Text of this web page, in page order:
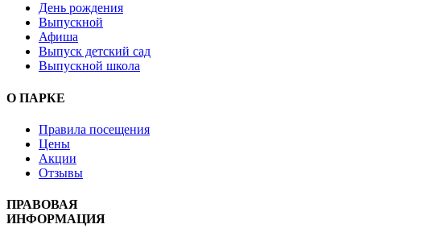
День рождения
Выпускной
Афиша
Выпуск детский сад
Выпускной школа
О ПАРКЕ
Правила посещения
Цены
Акции
Отзывы
ПРАВОВАЯ
ИНФОРМАЦИЯ